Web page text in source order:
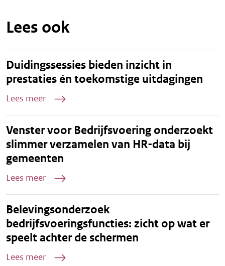
Lees ook
Duidingssessies bieden inzicht in
prestaties én toekomstige uitdagingen
Lees meer
Venster voor Bedrijfsvoering onderzoekt
slimmer verzamelen van HR-data bij
gemeenten
Lees meer
Belevingsonderzoek
bedrijfsvoeringsfuncties: zicht op wat er
speelt achter de schermen
Lees meer